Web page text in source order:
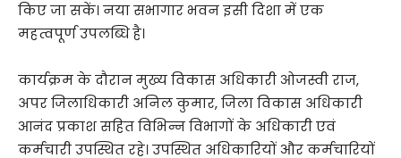
किए जा सकें। नया सभागार भवन इसी दिशा में एक
महत्वपूर्ण उपलब्धि है।
कार्यक्रम के दौरान मुख्य विकास अधिकारी ओजस्वी राज,
अपर जिलाधिकारी अनिल कुमार, जिला विकास अधिकारी
आनंद प्रकाश सहित विभिन्न विभागों के अधिकारी एवं
कर्मचारी उपस्थित रहे। उपस्थित अधिकारियों और कर्मचारियों